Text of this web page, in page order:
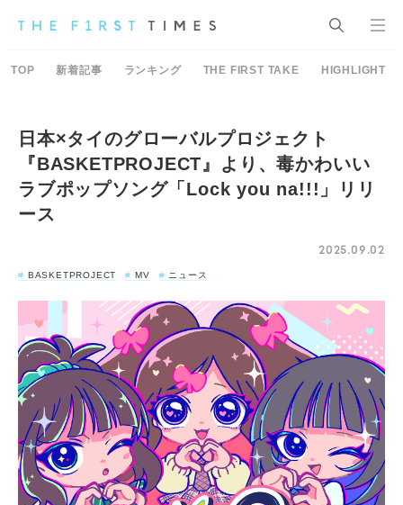
TOP 新着記事 ランキング THE FIRST TAKE HIGHLIGHT
日本×タイのグローバルプロジェクト
『BASKETPROJECT』より、毒かわいい
ラブポップソング「Lock you na!!!」リリ
ース
2025.09.02
BASKETPROJECT MV ニュース